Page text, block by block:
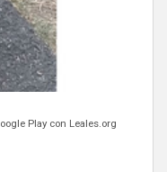
Play con Leales.org